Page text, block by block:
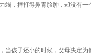
竭，摔打得鼻青脸肿，却没有一
当孩子还小的时候，父母决定